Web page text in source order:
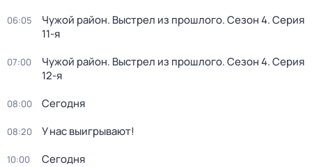
06:05 Чужой район. Выстрел из прошлого. Сезон 4. Серия
11-я
07:00 Чужой район. Выстрел из прошлого. Сезон 4. Серия
12-я
08:00 Сегодня
08:20 У нас выигрывают!
10:00 Сегодня